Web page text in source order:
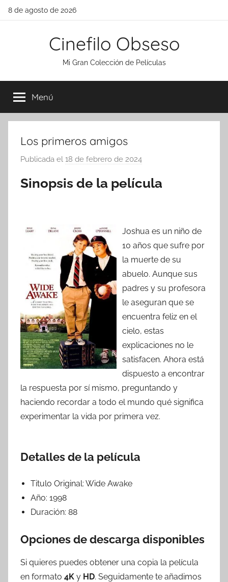
Saltar
8 de agosto de 2026
Cinefilo Obseso
Mi Gran Colección de Películas
Menú
Los primeros amigos
Publicada el 18 de febrero de 2024
r
Sinopsis de la película
Joshua es un niño de
10 años que sufre por
la muerte de su
abuelo. Aunque sus
padres y su profesora
le aseguran que se
encuentra feliz en el
cielo, estas
explicaciones no le
satisfacen. Ahora está
dispuesto a encontrar
la respuesta por sí mismo, preguntando y
haciendo recordar a todo el mundo qué significa
experimentar la vida por primera vez.
Detalles de la película
Titulo Original: Wide Awake
Año: 1998
Duración: 88
Opciones de descarga disponibles
Si quieres puedes obtener una copia la película
en formato 4K y HD. Seguidamente te añadimos